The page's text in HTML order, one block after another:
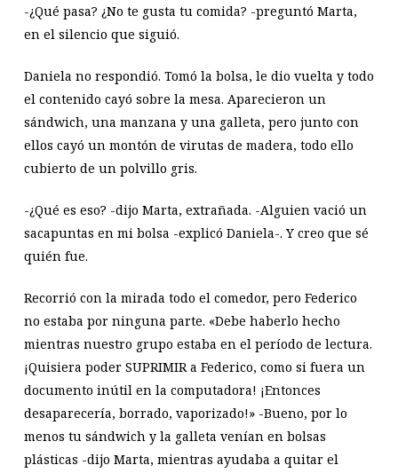
-¿Qué pasa? ¿No te gusta tu comida? -preguntó Marta,
en el silencio que siguió.
Daniela no respondió. Tomó la bolsa, le dio vuelta y todo
el contenido cayó sobre la mesa. Aparecieron un
sándwich, una manzana y una galleta, pero junto con
ellos cayó un montón de virutas de madera, todo ello
cubierto de un polvillo gris.
-¿Qué es eso? -dijo Marta, extrañada. -Alguien vació un
sacapuntas en mi bolsa -explicó Daniela-. Y creo que sé
quién fue.
Recorrió con la mirada todo el comedor, pero Federico
no estaba por ninguna parte. «Debe haberlo hecho
mientras nuestro grupo estaba en el período de lectura.
¡Quisiera poder SUPRIMIR a Federico, como si fuera un
documento inútil en la computadora! ¡Entonces
desaparecería, borrado, vaporizado!» -Bueno, por lo
menos tu sándwich y la galleta venían en bolsas
plásticas -dijo Marta, mientras ayudaba a quitar el